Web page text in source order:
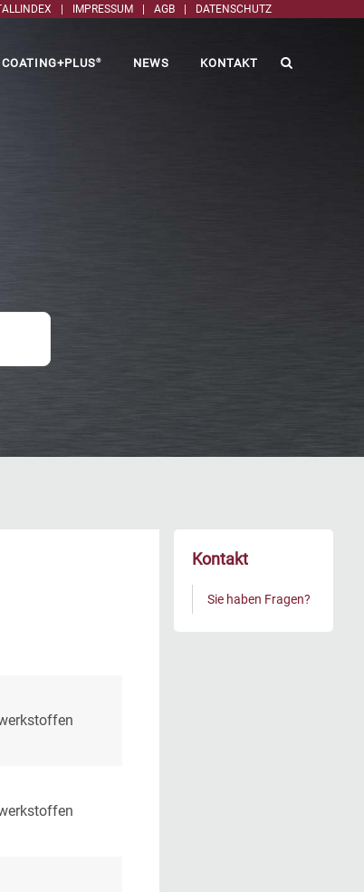
IMPRESSUM AGB DATENSCHUTZ
COATING+PLUS® NEWS KONTAKT
Kontakt
Sie haben Fragen?